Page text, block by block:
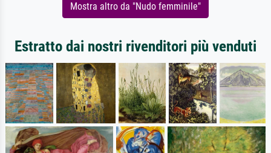
Mostra altro da "Nudo femminile"
Estratto dai nostri rivenditori più venduti